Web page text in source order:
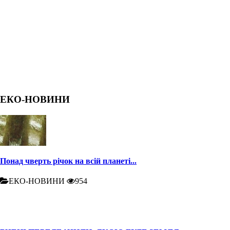
ЕКО-НОВИНИ
Понад чверть річок на всій планеті...
ЕКО-НОВИНИ 954